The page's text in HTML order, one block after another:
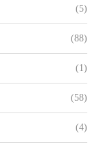
(5)
(88)
(1)
(58)
(4)